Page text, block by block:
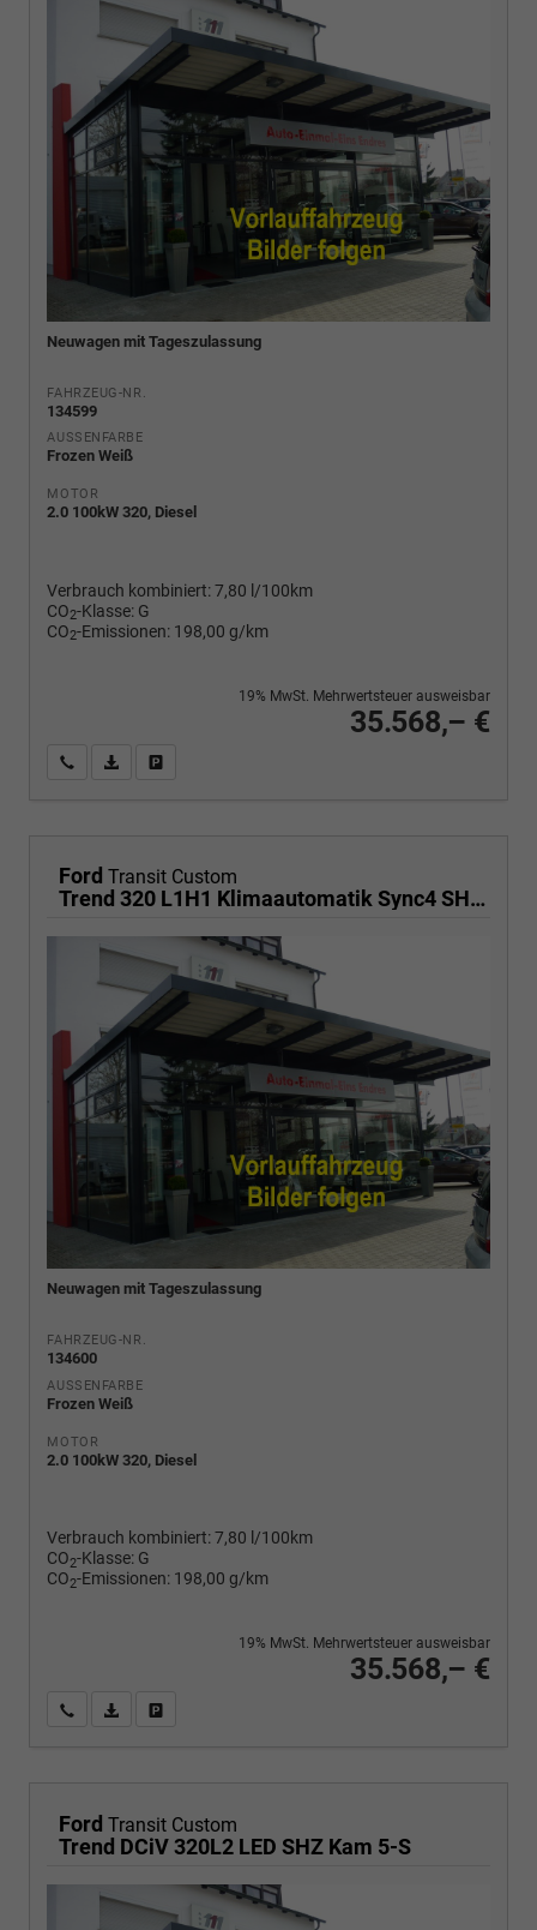
Neuwagen mit Tageszulassung
FAHRZEUG-NR.
134599
AUSSENFARBE
Frozen Weiß
MOTOR
2.0 100kW 320, Diesel
Verbrauch kombiniert:7,80 l/100km
CO2-Klasse: G
CO2-Emissionen: 198,00 g/km
35.568,– €
19% MwSt. Mehrwertsteuer ausweisbar
Wir rufen Sie anPDF-Fahrzeugexposé drucken
Ford Transit Custom
Trend 320 L1H1 Klimaautomatik Sync4 SHZ 2 x Einparkhilfe Kamera 5JG
Neuwagen mit Tageszulassung
FAHRZEUG-NR.
134600
AUSSENFARBE
Frozen Weiß
MOTOR
2.0 100kW 320, Diesel
Verbrauch kombiniert:7,80 l/100km
CO2-Klasse: G
CO2-Emissionen: 198,00 g/km
35.568,– €
19% MwSt. Mehrwertsteuer ausweisbar
Wir rufen Sie anPDF-Fahrzeugexposé drucken
Ford Transit Custom
Trend DCiV 320L2 LED SHZ Kam 5-S